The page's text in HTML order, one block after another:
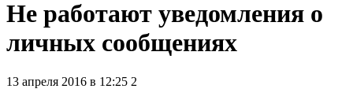
Не работают уведомления о
личных сообщениях
13 апреля 2016 в 12:25 2